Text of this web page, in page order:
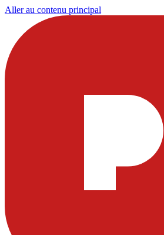
Aller au contenu principal